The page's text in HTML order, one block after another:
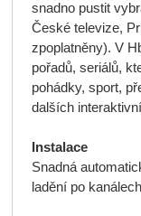
snadno pustit
České televize,
zpoplatněny). V
pořadů, seriálů,
pohádky, sport,
dalších
Instalace
Snadná
ladění po